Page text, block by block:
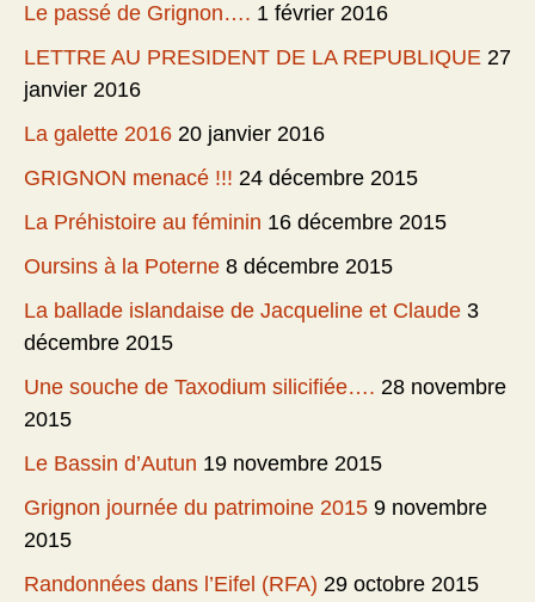
Le passé de Grignon…. 1 février 2016
LETTRE AU PRESIDENT DE LA REPUBLIQUE 27
janvier 2016
La galette 2016 20 janvier 2016
GRIGNON menacé !!! 24 décembre 2015
La Préhistoire au féminin 16 décembre 2015
Oursins à la Poterne 8 décembre 2015
La ballade islandaise de Jacqueline et Claude 3
décembre 2015
Une souche de Taxodium silicifiée…. 28 novembre
2015
Le Bassin d’Autun 19 novembre 2015
Grignon journée du patrimoine 2015 9 novembre
2015
Randonnées dans l’Eifel (RFA) 29 octobre 2015